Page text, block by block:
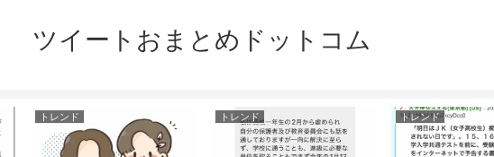
ツイートおまとめドットコム
トレンド トレンド トレンド